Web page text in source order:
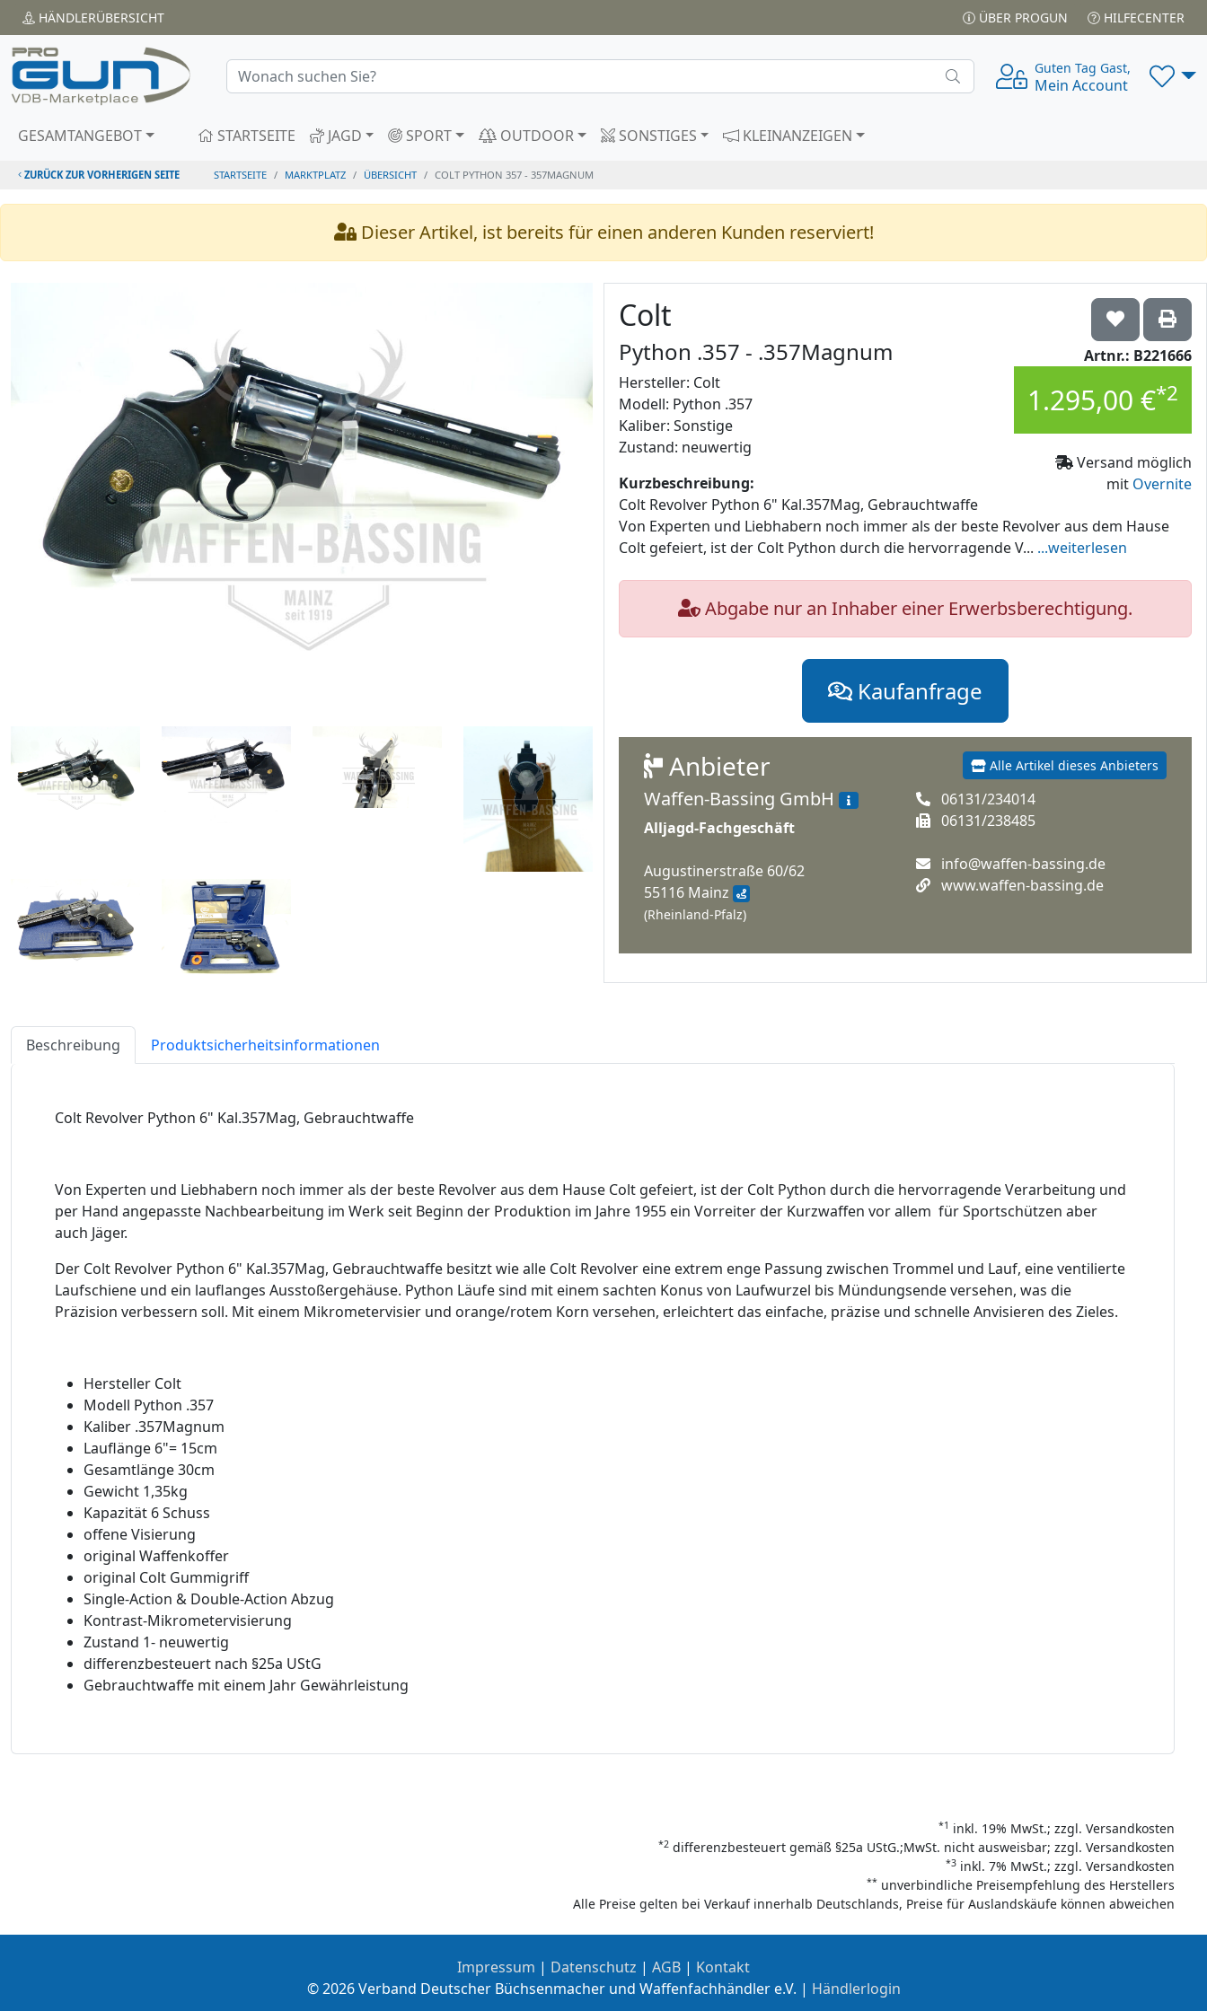
HÄNDLERÜBERSICHT ÜBER PROGUN HILFECENTER
Guten Tag Gast,
Mein Account
GESAMTANGEBOT STARTSEITE JAGD SPORT OUTDOOR SONSTIGES KLEINANZEIGEN
ZURÜCK ZUR VORHERIGEN SEITE STARTSEITE MARKTPLATZ ÜBERSICHT COLT PYTHON 357 - 357MAGNUM
Dieser Artikel, ist bereits für einen anderen Kunden reserviert!
Artnr.: B221666
1.295,00 €*2
Versand möglich
mit Overnite
Colt
Python .357 - .357Magnum
Hersteller: Colt
Modell: Python .357
Kaliber: Sonstige
Zustand: neuwertig
Kurzbeschreibung:
Colt Revolver Python 6" Kal.357Mag, Gebrauchtwaffe
Von Experten und Liebhabern noch immer als der beste Revolver aus dem Hause
Colt gefeiert, ist der Colt Python durch die hervorragende V... ...weiterlesen
Abgabe nur an Inhaber einer Erwerbsberechtigung.
Kaufanfrage
Alle Artikel dieses Anbieters
Anbieter
Waffen-Bassing GmbH
Alljagd-Fachgeschäft
Augustinerstraße 60/62
55116 Mainz
(Rheinland-Pfalz)
06131/234014
06131/238485
info@waffen-bassing.de
www.waffen-bassing.de
Beschreibung Produktsicherheitsinformationen
Colt Revolver Python 6" Kal.357Mag, Gebrauchtwaffe
Von Experten und Liebhabern noch immer als der beste Revolver aus dem Hause Colt gefeiert, ist der Colt Python durch die hervorragende Verarbeitung und
per Hand angepasste Nachbearbeitung im Werk seit Beginn der Produktion im Jahre 1955 ein Vorreiter der Kurzwaffen vor allem für Sportschützen aber
auch Jäger.
Der Colt Revolver Python 6" Kal.357Mag, Gebrauchtwaffe besitzt wie alle Colt Revolver eine extrem enge Passung zwischen Trommel und Lauf, eine ventilierte
Laufschiene und ein lauflanges Ausstoßergehäuse. Python Läufe sind mit einem sachten Konus von Laufwurzel bis Mündungsende versehen, was die
Präzision verbessern soll. Mit einem Mikrometervisier und orange/rotem Korn versehen, erleichtert das einfache, präzise und schnelle Anvisieren des Zieles.
Hersteller Colt
Modell Python .357
Kaliber .357Magnum
Lauflänge 6"= 15cm
Gesamtlänge 30cm
Gewicht 1,35kg
Kapazität 6 Schuss
offene Visierung
original Waffenkoffer
original Colt Gummigriff
Single-Action & Double-Action Abzug
Kontrast-Mikrometervisierung
Zustand 1- neuwertig
differenzbesteuert nach §25a UStG
Gebrauchtwaffe mit einem Jahr Gewährleistung
*1 inkl. 19% MwSt.; zzgl. Versandkosten
*2 differenzbesteuert gemäß §25a UStG.;MwSt. nicht ausweisbar; zzgl. Versandkosten
*3 inkl. 7% MwSt.; zzgl. Versandkosten
** unverbindliche Preisempfehlung des Herstellers
Alle Preise gelten bei Verkauf innerhalb Deutschlands, Preise für Auslandskäufe können abweichen
Impressum | Datenschutz | AGB | Kontakt
© 2026 Verband Deutscher Büchsenmacher und Waffenfachhändler e.V. | Händlerlogin